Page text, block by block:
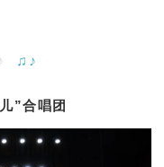
♫♪
”合唱团